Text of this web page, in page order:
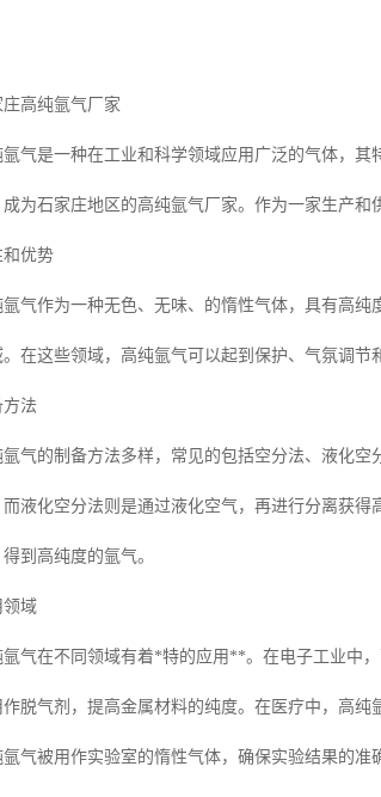
庄高纯氩气厂家
氩气是一种在工业和科学领域应用广泛的气体，
成为石家庄地区的高纯氩气厂家。作为一家生产和
和优势
氩气作为一种无色、无味、的惰性气体，具有高
在这些领域，高纯氩气可以起到保护、气氛调节
法
氩气的制备方法多样，常见的包括空分法、液化
而液化空分法则是通过液化空气，再进行分离获
到高纯度的氩气。
领域
氩气在不同领域有着*特的应用**。在电子工业中
作脱气剂，提高金属材料的纯度。在医疗中，高纯
氩气被用作实验室的惰性气体，确保实验结果的准